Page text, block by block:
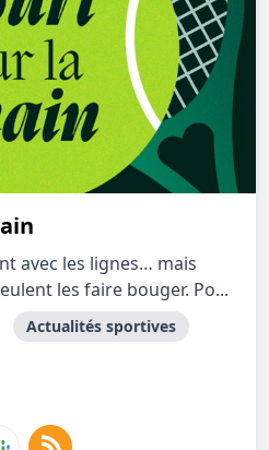
avec les lignes… mais
les faire bouger. Po...
Actualités sportives